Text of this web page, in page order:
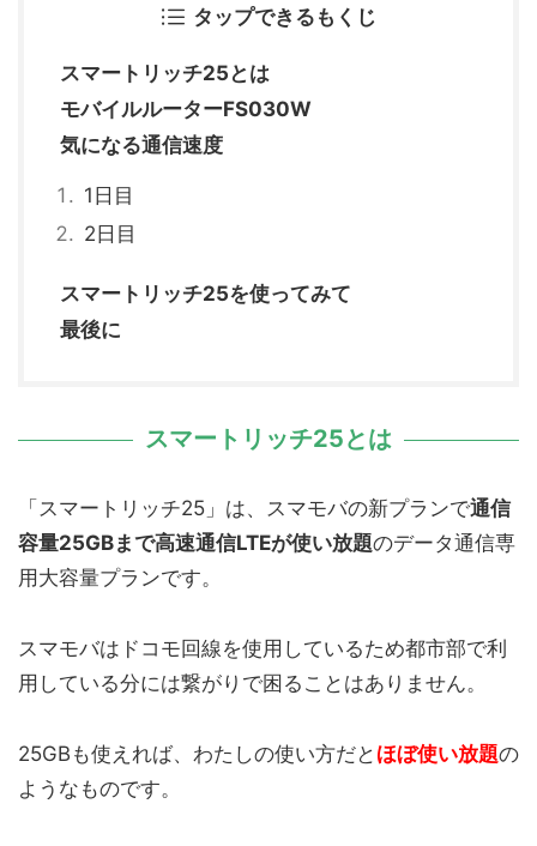
タップできるもくじ
スマートリッチ25とは
モバイルルーターFS030W
気になる通信速度
1日目
2日目
スマートリッチ25を使ってみて
最後に
スマートリッチ25とは
「スマートリッチ25」は、スマモバの新プランで通信
容量25GBまで高速通信LTEが使い放題のデータ通信専
用大容量プランです。
スマモバはドコモ回線を使用しているため都市部で利
用している分には繋がりで困ることはありません。
25GBも使えれば、わたしの使い方だと ほぼ使い放題の
ようなものです。